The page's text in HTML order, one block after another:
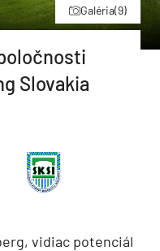
Galéria(9)
Slovakia
vidiac potenciál